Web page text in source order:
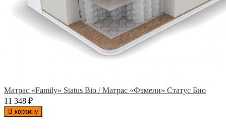
Матрас «Family» Status Bio / Матрас «Фэмели» Статус Био
11 348 ₽
В корзину